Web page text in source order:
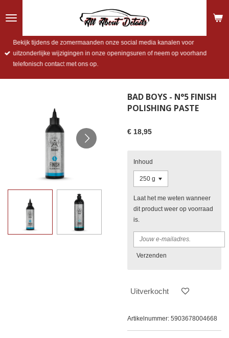
direct
hoofdinhoud
Bekijk tijdens de zomermaanden onze social media kanalen voor
uitzonderlijke wijzigingen in onze openingsuren of neem op voorhand
telefonisch contact met ons op.
BAD BOYS - N°5 FINISH
POLISHING PASTE
€ 18,95
Inhoud
Laat het me weten wanneer
dit product weer op voorraad
is.
Verzenden
Uitverkocht
Artikelnummer: 5903678004668